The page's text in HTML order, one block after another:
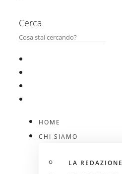
Cerca
HOME
CHI SIAMO
LA REDAZIONE